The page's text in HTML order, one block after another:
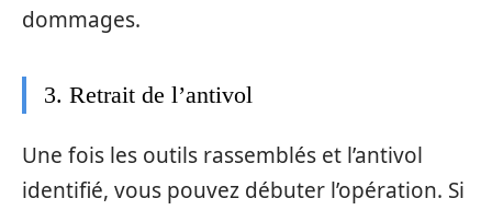
dommages.
3. Retrait de l’antivol
Une fois les outils rassemblés et l’antivol
identifié, vous pouvez débuter l’opération. Si